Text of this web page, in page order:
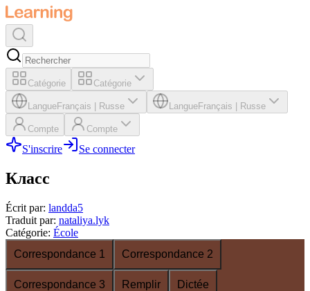
Catégorie Catégorie
LangueFrançais Russe LangueFrançais Russe
Compte Compte
S'inscrire Se connecter
Класс
Écrit par: landda5
Traduit par: nataliya.lyk
Catégorie: École
Correspondance 1
Correspondance 2
Correspondance 3 Remplir Dictée